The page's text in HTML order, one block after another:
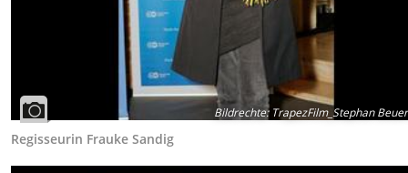
Bildrechte:TrapezFilm_Stephan
Regisseurin Frauke Sandig